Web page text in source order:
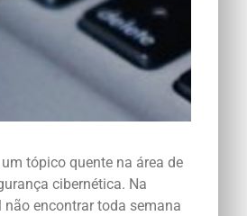
tópico quente na área de
cibernética. Na
não encontrar toda semana